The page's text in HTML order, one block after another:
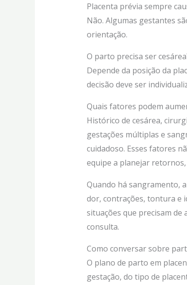
Placenta prévia sempre
Não. Algumas gestantes
orientação.
O parto precisa ser
Depende da posição da
decisão deve ser
Quais fatores podem
Histórico de cesárea,
gestações múltiplas e
cuidadoso. Esses fatores
equipe a planejar
Quando há sangramento,
dor, contrações, tontura e
situações que precisam de
consulta.
Como conversar sobre
O plano de parto em
gestação, do tipo de